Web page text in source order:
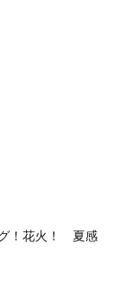
！花火！ 夏感